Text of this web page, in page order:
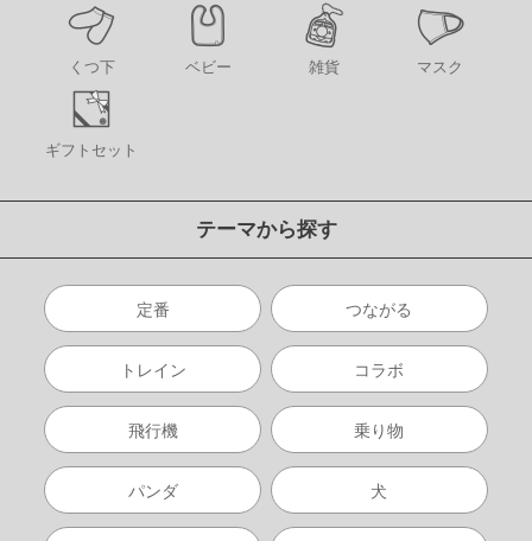
くつ下 ベビー 雑貨 マスク
ギフトセット
テーマから探す
定番 つながる
トレイン コラボ
飛行機 乗り物
パンダ 犬